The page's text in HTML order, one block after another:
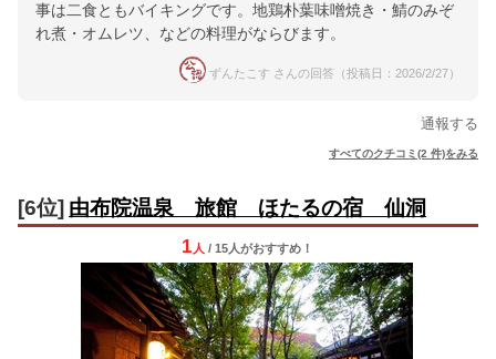
事は二食ともバイキングです。地鶏朴葉味噌焼き・鯖のみぞ
れ煮・オムレツ、などの料理がならびます。
ずんたこす さんの回答（投稿日：2026/2/27）
通報する
すべてのクチコミ(2 件)をみる
[6位] 由布院温泉 旅館 ほたるの宿 仙洞
1 人 / 15人がおすすめ！